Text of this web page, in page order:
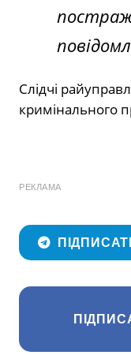
Слідчі
кримінального
РЕКЛАМА